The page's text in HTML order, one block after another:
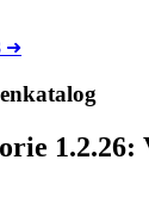
➜
1.2.26: